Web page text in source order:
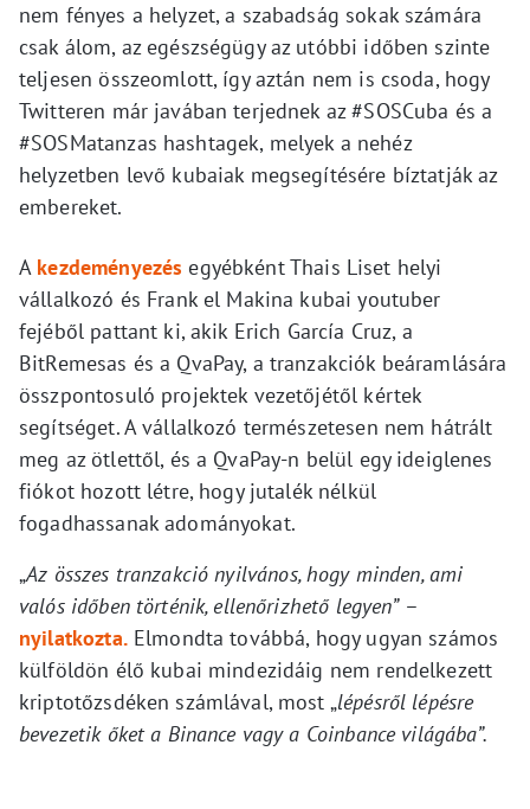
nem fényes a helyzet, a szabadság sokak számára
csak álom, az egészségügy az utóbbi időben szinte
teljesen összeomlott, így aztán nem is csoda, hogy
Twitteren már javában terjednek az #SOSCuba és a
#SOSMatanzas hashtagek, melyek a nehéz
helyzetben levő kubaiak megsegítésére bíztatják az
embereket.
A kezdeményezés egyébként Thais Liset helyi
vállalkozó és Frank el Makina kubai youtuber
fejéből pattant ki, akik Erich García Cruz, a
BitRemesas és a QvaPay, a tranzakciók beáramlására
összpontosuló projektek vezetőjétől kértek
segítséget. A vállalkozó természetesen nem hátrált
meg az ötlettől, és a QvaPay-n belül egy ideiglenes
fiókot hozott létre, hogy jutalék nélkül
fogadhassanak adományokat.
„Az összes tranzakció nyilvános, hogy minden, ami
valós időben történik, ellenőrizhető legyen”–
nyilatkozta.Elmondta továbbá, hogy ugyan számos
külföldön élő kubai mindezidáig nem rendelkezett
kriptotőzsdéken számlával, most „lépésről lépésre
bevezetik őket a Binance vagy a Coinbance világába”.